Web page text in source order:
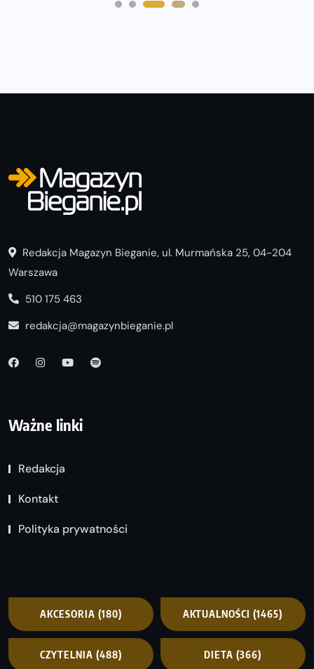
Redakcja Magazyn Bieganie, ul. Murmańska 25, 04-204
Warszawa
510 175 463
redakcja@magazynbieganie.pl
Ważne linki
Redakcja
Kontakt
Polityka prywatności
AKCESORIA (180) AKTUALNOŚCI (1465)
CZYTELNIA (488) DIETA (366)